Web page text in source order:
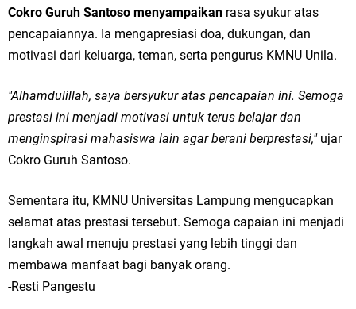
Cokro Guruh Santoso menyampaikan rasa syukur atas
pencapaiannya. Ia mengapresiasi doa, dukungan, dan
motivasi dari keluarga, teman, serta pengurus KMNU Unila.
"Alhamdulillah, saya bersyukur atas pencapaian ini. Semoga
prestasi ini menjadi motivasi untuk terus belajar dan
menginspirasi mahasiswa lain agar berani berprestasi,"ujar
Cokro Guruh Santoso.
Sementara itu, KMNU Universitas Lampung mengucapkan
selamat atas prestasi tersebut. Semoga capaian ini menjadi
langkah awal menuju prestasi yang lebih tinggi dan
membawa manfaat bagi banyak orang.
-Resti Pangestu